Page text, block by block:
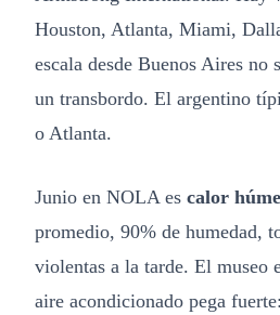
Houston, Atlanta, Miami,
escala desde Buenos Aires no
un transbordo. El argentino
o Atlanta.
Junio en NOLA es calor
promedio, 90% de humedad,
violentas a la tarde. El museo
aire acondicionado pega